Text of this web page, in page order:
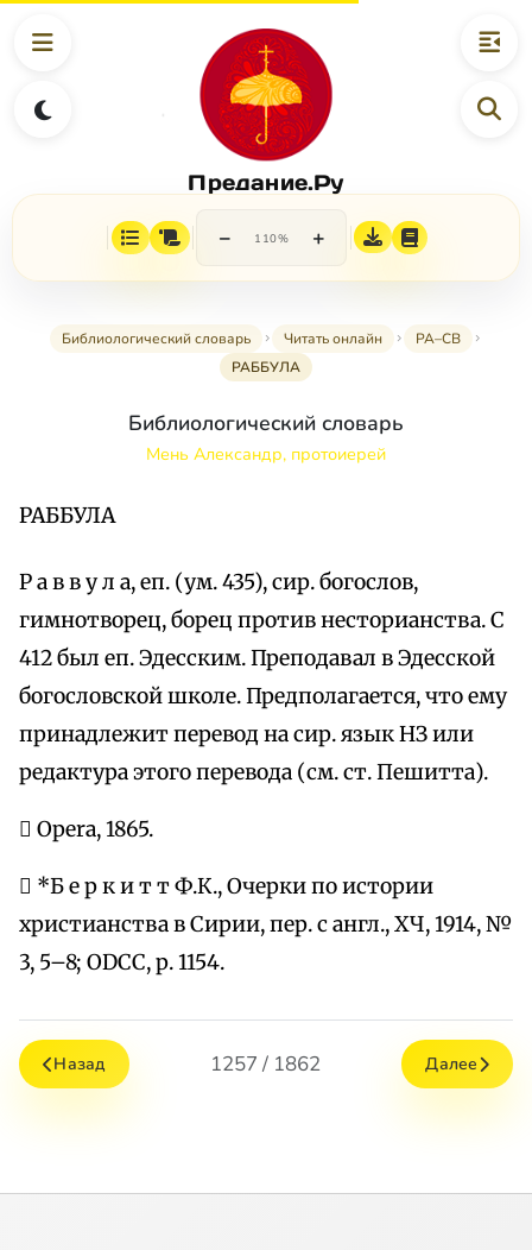
Предание.Ру
− 110% +
Библиологический словарь Читать онлайн
РА–СВ
РАББУЛА
Библиологический словарь
Мень Александр, протоиерей
РАББУЛА
Р а в в у л а, еп. (ум. 435), сир. богослов,
гимнотворец, борец против несторианства. С
412 был еп. Эдесским. Преподавал в Эдесской
богословской школе. Предполагается, что ему
принадлежит перевод на сир. язык НЗ или
редактура этого перевода (см. ст. Пешитта).
 Opera, 1865.
 *Б е р к и т т Ф.К., Очерки по истории
христианства в Сирии, пер. с англ., ХЧ, 1914, №
3, 5–8; ОDСС, р. 1154.
Назад 1257 / 1862 Далее